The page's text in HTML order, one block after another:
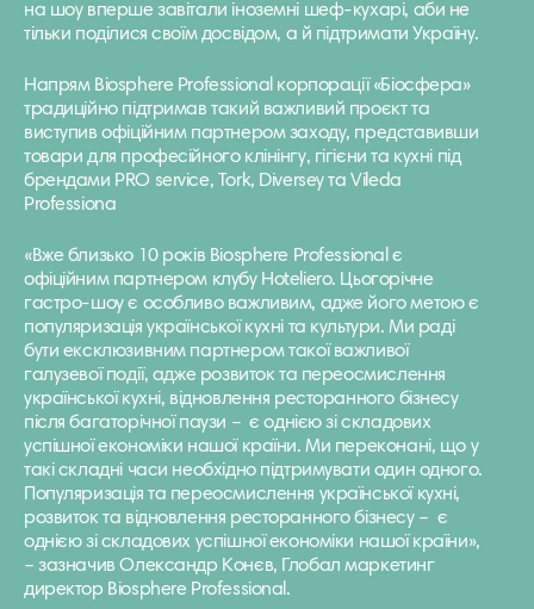
на шоу вперше завітали іноземні шеф-кухарі, аби не
тільки поділися своїм досвідом, а й підтримати Україну.
Напрям Biosphere Professional корпорації «Біосфера»
традиційно підтримав такий важливий проєкт та
виступив офіційним партнером заходу, представивши
товари для професійного клінінгу, гігієни та кухні під
брендами PRO service, Tork, Diversey та Vileda
Professiona
«Вже близько 10 років Biosphere Professional є
офіційним партнером клубу Hoteliero. Цьогорічне
гастро-шоу є особливо важливим, адже його метою є
популяризація української кухні та культури. Ми раді
бути ексклюзивним партнером такої важливої
галузевої події, адже розвиток та переосмислення
української кухні, відновлення ресторанного бізнесу
після багаторічної паузи – є однією зі складових
успішної економіки нашої країни. Ми переконані, що у
такі складні часи необхідно підтримувати один одного.
Популяризація та переосмислення української кухні,
розвиток та відновлення ресторанного бізнесу – є
однією зі складових успішної економіки нашої країни»,
– зазначив Олександр Конєв, Глобал маркетинг
директор Biosphere Professional.